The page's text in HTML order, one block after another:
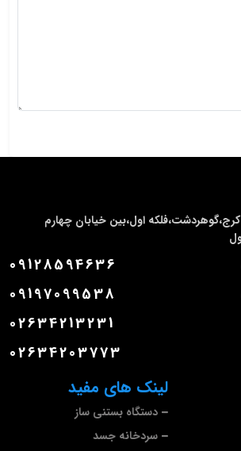
لینک های مفید
دستگاه بستنی ساز
سردخانه جسد
کرج،گوهردشت،فلکه اول،بین خیابان چهارم
09128594636
09197099538
02634213231
02634203773